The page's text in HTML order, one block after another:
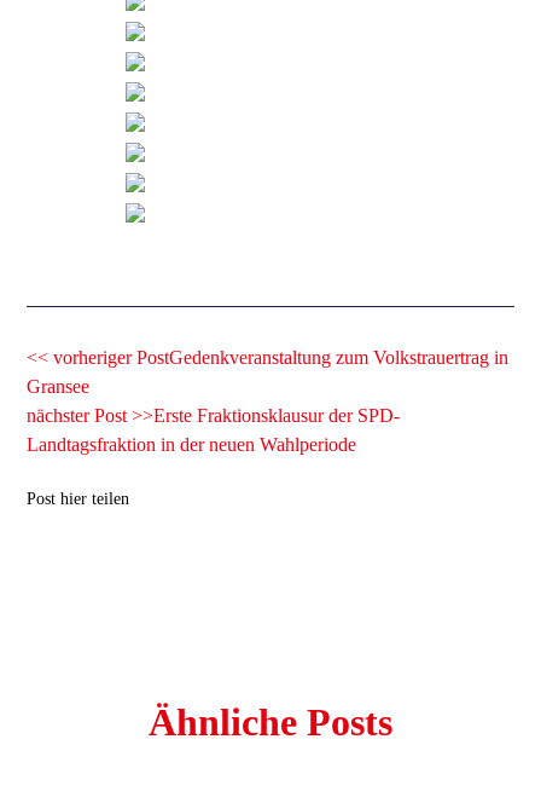
<< vorheriger PostGedenkveranstaltung zum Volkstrauertrag in
Gransee
nächster Post >>Erste Fraktionsklausur der SPD-
Landtagsfraktion in der neuen Wahlperiode
Post hier teilen
Ähnliche Posts